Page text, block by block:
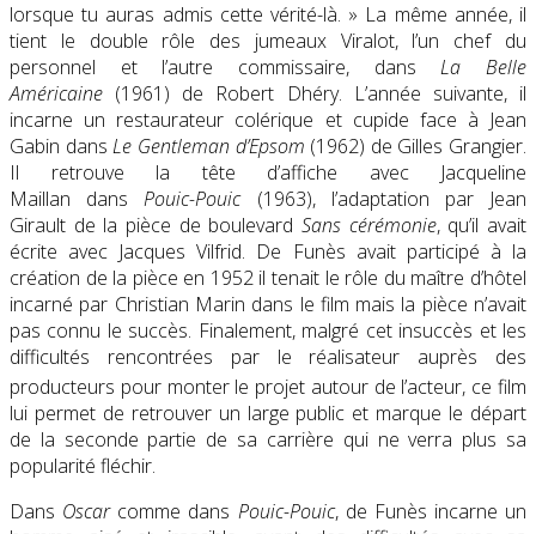
lorsque tu auras admis cette vérité-là. » La même année, il
tient le double rôle des jumeaux Viralot, l’un chef du
personnel et l’autre commissaire, dansLa Belle
Américaine (1961) de Robert Dhéry. L’année suivante, il
incarne un restaurateur colérique et cupide face à Jean
Gabin dansLe Gentleman d’Epsom (1962) de Gilles Grangier.
Il retrouve la tête d’affiche avec Jacqueline
Maillan dansPouic-Pouic (1963), l’adaptation par Jean
Girault de la pièce de boulevard Sans cérémonie, qu’il avait
écrite avec Jacques Vilfrid. De Funès avait participé à la
création de la pièce en 1952 il tenait le rôle du maître d’hôtel
incarné par Christian Marin dans le film mais la pièce n’avait
pas connu le succès. Finalement, malgré cet insuccès et les
difficultés rencontrées par le réalisateur auprès des
producteurs pour monter le projet autour de l’acteur, ce film
lui permet de retrouver un large public et marque le départ
de la seconde partie de sa carrière qui ne verra plus sa
popularité fléchir.
Dans Oscarcomme dans Pouic-Pouic, de Funès incarne un